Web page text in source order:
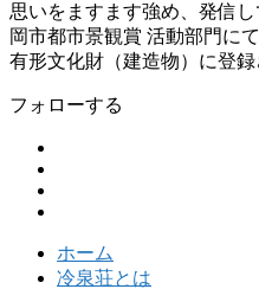
思いをますます強め、発信
岡市都市景観賞 活動部門に
有形文化財（建造物）に登録
フォローする
ホーム
冷泉荘とは